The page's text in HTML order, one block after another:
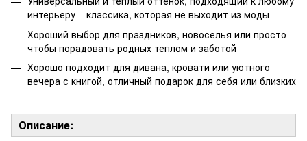
интерьеру – классика, которая не выходит из моды
Хороший выбор для праздников, новоселья или просто
чтобы порадовать родных теплом и заботой
Хорошо подходит для дивана, кровати или уютного
вечера с книгой, отличный подарок для себя или близких
Описание: